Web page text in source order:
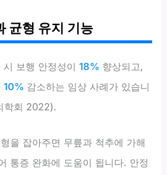
균형 유지 기능
시 보행 안정성이18% 향상되고,
10% 감소하는 임상 사례가 있습니
학회 2022).
을 잡아주면 무릎과 척추에 가해
통증 완화에 도움이 됩니다. 안정